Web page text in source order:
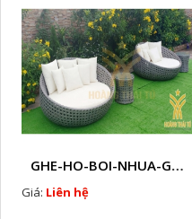
GHE-HO-BOI-NHUA-GIẢ-MAY-HTT - B69
Giá: Liên hệ